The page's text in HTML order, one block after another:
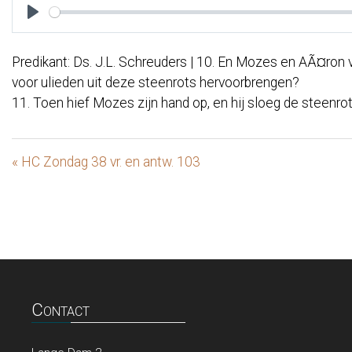
Play
Predikant: Ds. J.L. Schreuders | 10. En Mozes en
voor ulieden uit deze steenrots hervoorbrengen?
11. Toen hief Mozes zijn hand op, en hij sloeg de
« HC Zondag 38 vr. en antw. 103
Contact